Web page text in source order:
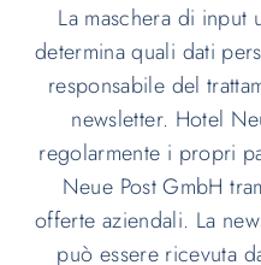
La maschera di input
determina quali dati
responsabile del
newsletter. Hotel
regolarmente i propri
Neue Post GmbH
offerte aziendali. La
può essere ricevuta